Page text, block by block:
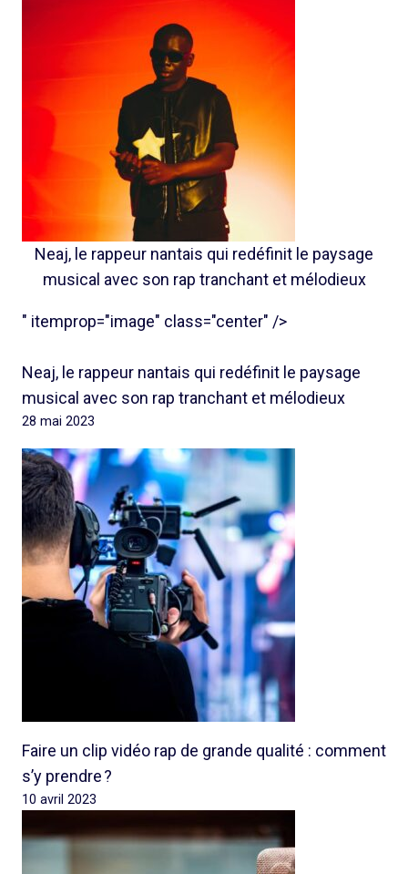
Neaj, le rappeur nantais qui redéfinit le paysage
musical avec son rap tranchant et mélodieux
" itemprop="image" class="center" />
Neaj, le rappeur nantais qui redéfinit le paysage
musical avec son rap tranchant et mélodieux
28 mai 2023
Faire un clip vidéo rap de grande qualité : comment
s’y prendre ?
10 avril 2023